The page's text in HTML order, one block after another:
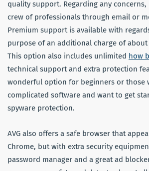
quality support. Regarding any concerns,
crew of professionals through email or
Premium support is available with
purpose of an additional charge of about
This option also includes unlimited how
technical support and extra protection
wonderful option for beginners or those
complicated software and want to get
spyware protection.
AVG also offers a safe browser that
Chrome, but with extra security
password manager and a great ad